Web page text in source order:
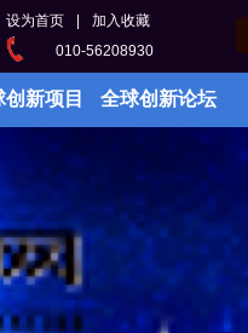
010-56208930
设为首页 加入收藏
创新项目 全球创新论坛